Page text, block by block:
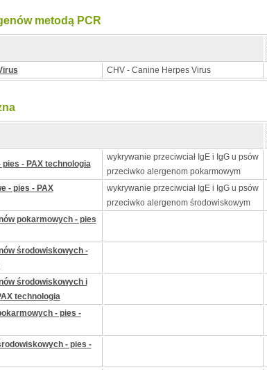
metodą PCR
CHV - Canine Herpes Virus
- PAX technologia
wykrywanie przeciwciał IgE i IgG u psów
przeciwko alergenom pokarmowym
- pies - PAX
wykrywanie przeciwciał IgE i IgG u psów
przeciwko alergenom środowiskowym
pokarmowych - pies
środowiskowych -
środowiskowych i
technologia
- pies -
- pies -